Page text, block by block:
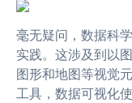
毫无疑问，数据科
实践。这涉及到以
图形和地图等视觉
工具，数据可视化